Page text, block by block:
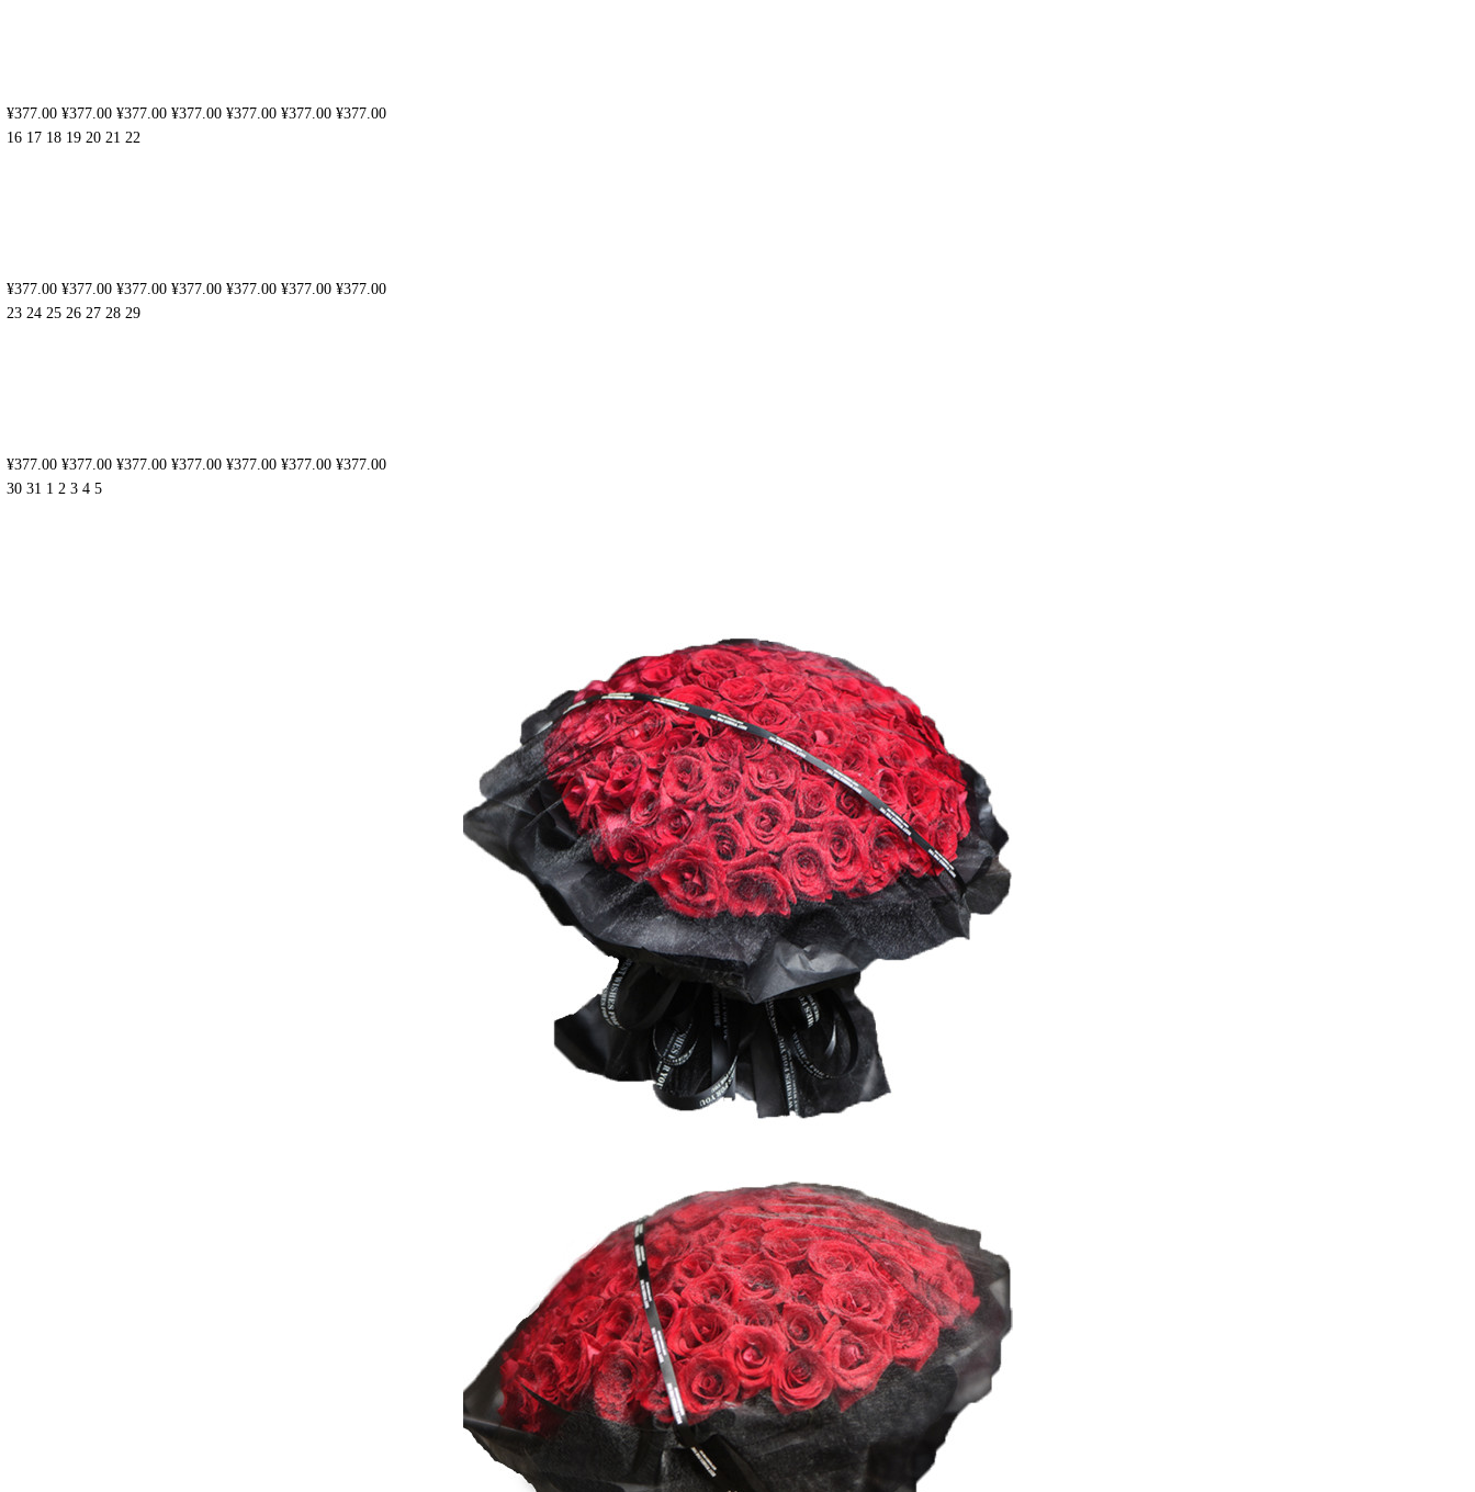
¥377.00 ¥377.00 ¥377.00 ¥377.00 ¥377.00 ¥377.00 ¥377.00
16 17 18 19 20 21 22
¥377.00 ¥377.00 ¥377.00 ¥377.00 ¥377.00 ¥377.00 ¥377.00
23 24 25 26 27 28 29
¥377.00 ¥377.00 ¥377.00 ¥377.00 ¥377.00 ¥377.00 ¥377.00
30 31 1 2 3 4 5